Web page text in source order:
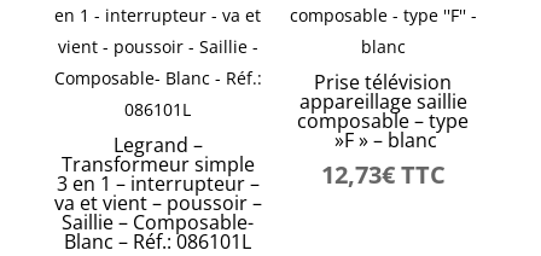
Legrand –
Transformeur simple
3 en 1 – interrupteur –
va et vient – poussoir –
Saillie – Composable-
Blanc – Réf.: 086101L
Prise télévision
appareillage saillie
composable – type
»F » – blanc
12,73€TTC